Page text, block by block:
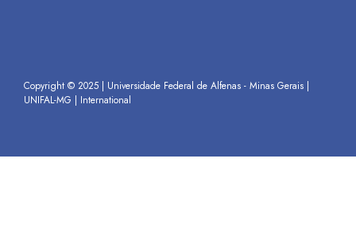
Copyright © 2025 | Universidade Federal de Alfenas - Minas Gerais |
UNIFAL-MG | International